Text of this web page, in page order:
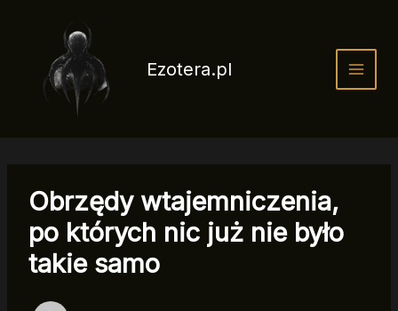
Ezotera.pl
Obrzędy wtajemniczenia,
po których nic już nie było
takie samo